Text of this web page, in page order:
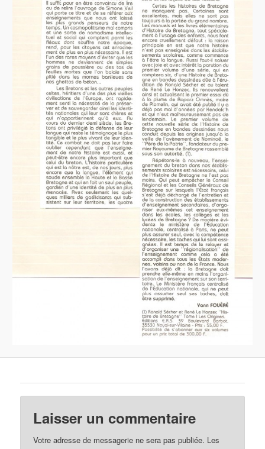
Laisser un commentaire
Votre adresse de messagerie ne sera pas publiée. Les